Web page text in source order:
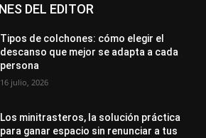
DEL EDITOR
Tipos de colchones: cómo elegir el
descanso que mejor se adapta a cada
persona
16 julio, 2026
Los minitrasteros, la solución práctica
para ganar espacio sin renunciar a tus